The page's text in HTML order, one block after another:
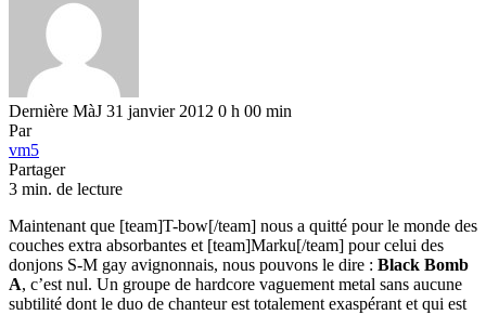
Dernière MàJ 31 janvier 2012 0 h 00 min
Par
vm5
Partager
3 min. de lecture
Maintenant que [team]T-bow[/team] nous a quitté pour le monde des
couches extra absorbantes et [team]Marku[/team] pour celui des
donjons S-M gay avignonnais, nous pouvons le dire : Black Bomb
A, c’est nul. Un groupe de hardcore vaguement metal sans aucune
subtilité dont le duo de chanteur est totalement exaspérant et qui est